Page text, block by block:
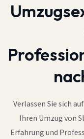
Verlassen Sie sich
Ihren Umzug von
Erfahrung und